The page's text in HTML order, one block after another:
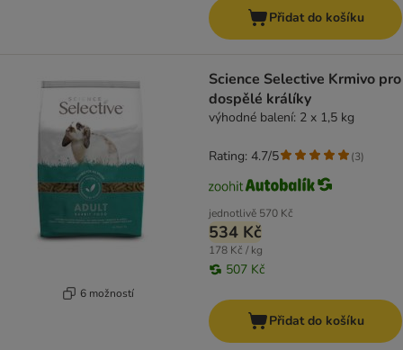
Přidat do košíku
6 možností
Science Selective Krmivo pro
dospělé králíky
výhodné balení: 2 x 1,5 kg
jednotlivě 570 Kč
534 Kč
178 Kč / kg
507 Kč
Rating: 4.7/5 (3)
Přidat do košíku